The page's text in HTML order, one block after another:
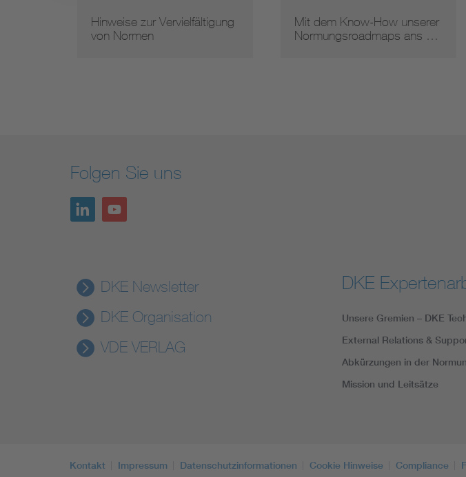
Hinweise zur Vervielfältigung
von Normen
Mit dem Know-How unserer
Normungsroadmaps ans …
Folgen Sie uns
DKE Newsletter
DKE Organisation
VDE VERLAG
DKE
Unsere Gremien – DKE
External Relations &
Abkürzungen in der
Mission und Leitsätze
Kontakt Impressum Datenschutzinformationen Cookie Hinweise Compliance